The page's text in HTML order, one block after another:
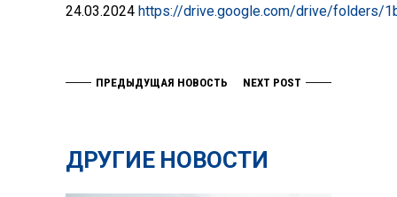
24.03.2024 https://drive.google.com/drive/folders/
ПРЕДЫДУЩАЯ НОВОСТЬ NEXT POST
ДРУГИЕ НОВОСТИ